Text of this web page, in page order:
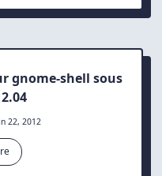
gnome-shell sous
22, 2012